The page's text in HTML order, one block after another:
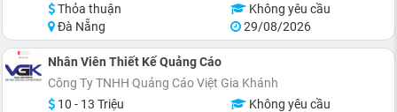
Thỏa thuận
Không yêu cầu
Đà Nẵng
29/08/2026
Nhân Viên Thiết Kế Quảng Cáo
Công Ty TNHH Quảng Cáo Việt Gia Khánh
10 - 13 Triệu
Không yêu cầu